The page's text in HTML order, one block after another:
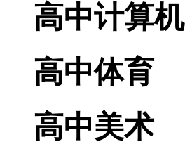
高中计算机
高中体育
高中美术